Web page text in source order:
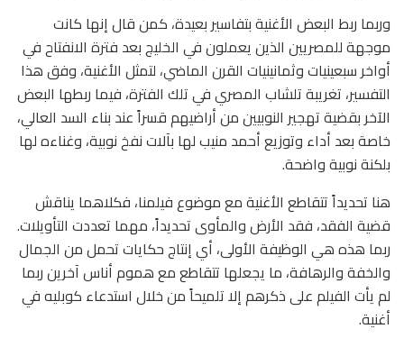
وربما ربط البعض الأغنية بتفاسير بعيدة، كمن قال إنها كانت
موجهة للمصريين الذين يعملون في الخليج بعد فترة الانفتاح في
أواخر سبعينيات وثمانينيات القرن الماضي، لتمثل الأغنية، وفق هذا
التفسير، تغريبة تلشاب المصري في تلك الفترة، فيما ربطها البعض
الآخر بقضية تهجير النوبيين من أراضيهم قسراً عند بناء السد العالي،
خاصة بعد أداء وتوزيع أحمد منيب لها بآلات نفخ نوبية، وغناءه لها
بلكنة نوبية واضحة.
هنا تحديداً تتقاطع الأغنية مع موضوع فيلمنا، فكلاهما يناقش
قضية الفقد، فقد الأرض والمأوى تحديداً، مهما تعددت التأويلات.
ربما هذه هي الوظيفة الأولى، أي إنتاج حكايات تحمل من الجمال
والخفة والرهافة، ما يجعلها تتقاطع مع هموم أناس آخرين ربما
لم يأت الفيلم على ذكرهم إلا تلميحاً من خلال استدعاء كوبليه في
أغنية.